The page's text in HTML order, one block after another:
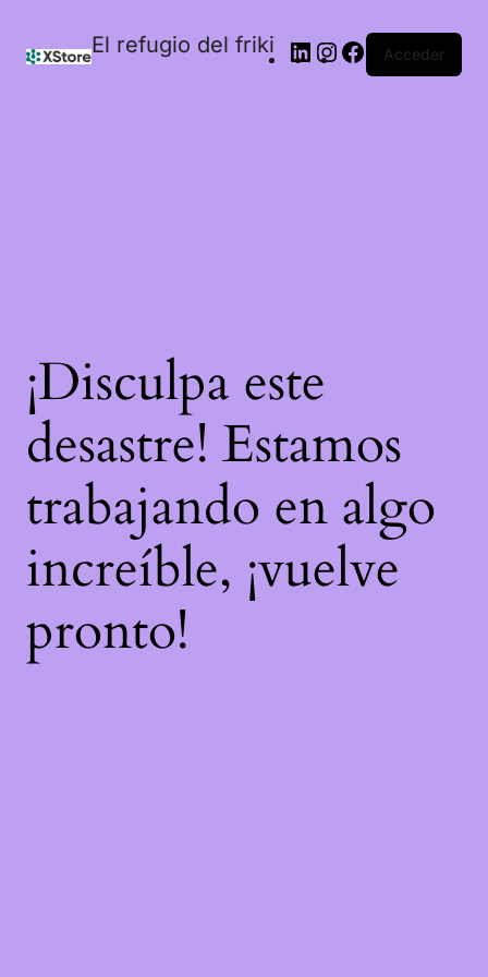
El refugio del friki Acceder
¡Disculpa este
desastre! Estamos
trabajando en algo
increíble, ¡vuelve
pronto!